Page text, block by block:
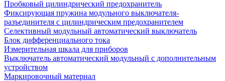
Пробковый цилиндрический предохранитель
Фиксирующая пружина модульного выключателя-
разъединителя с цилиндрическим предохранителем
Селективный модульный автоматический выключатель
Блок дифференциального тока
Измерительная шкала для приборов
Выключатель автоматический модульный с дополнительным
устройством
Маркировочный материал